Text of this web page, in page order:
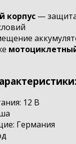
корпус —
12 В
Германия